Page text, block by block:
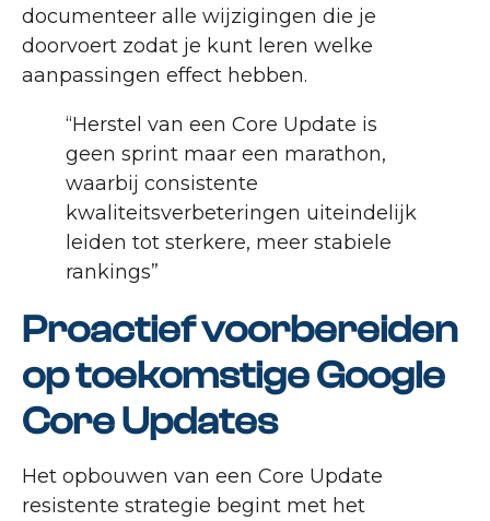
documenteer alle wijzigingen die je
doorvoert zodat je kunt leren welke
aanpassingen effect hebben.
“Herstel van een Core Update is
geen sprint maar een marathon,
waarbij consistente
kwaliteitsverbeteringen uiteindelijk
leiden tot sterkere, meer stabiele
rankings”
Proactief voorbereiden
op toekomstige Google
Core Updates
Het opbouwen van een Core Update
resistente strategie begint met het